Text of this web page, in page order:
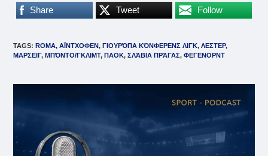
Share Tweet Follow
TAGS:ROMA, ΑΪΝΤΧΟΦΕΝ, ΓΙΟΥΡΌΠΑ ΚΌΝΦΕΡΕΝΣ ΛΙΓΚ, ΛΕΣΤΕΡ,
ΜΑΡΣΕΙΓ, ΜΠΌΝΤΟ/ΓΚΛΙΜΤ, ΠΑΟΚ, ΣΛΆΒΙΑ ΠΡΆΓΑΣ, ΦΕΓΕΝΟΡΝΤ